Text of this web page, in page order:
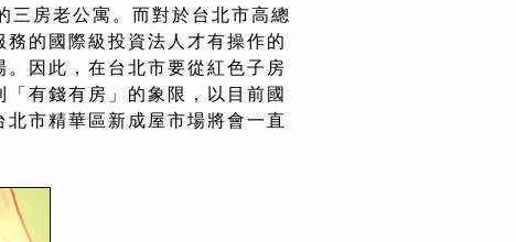
三房老公寓。而對於台北市高總
的國際級投資法人才有操作的
因此，在台北市要從紅色子房
有錢有房」的象限，以目前國
市精華區新成屋市場將會一直